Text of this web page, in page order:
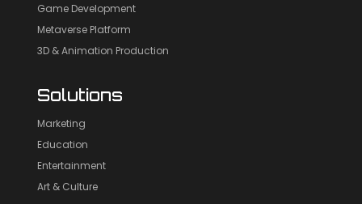
Game Development
Metaverse Platform
3D & Animation Production
Solutions
Marketing
Education
Entertainment
Art & Culture